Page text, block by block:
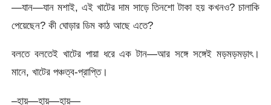
—যান—যান মশাই, এই খাটের দাম সাড়ে তিনশো টাকা হয় কখনও? চালাকি
পেয়েছেন? কী ঘোড়ার ডিম কাঠ আছে এতে?
বলতে বলতেই খাটের পায়া ধরে এক টান—আর সঙ্গে সঙ্গেই মড়মড়মড়াৎ।
মানে, খাটের পঞ্চত্ব-প্রাপ্তি।
–হায়—হায়—হায়—